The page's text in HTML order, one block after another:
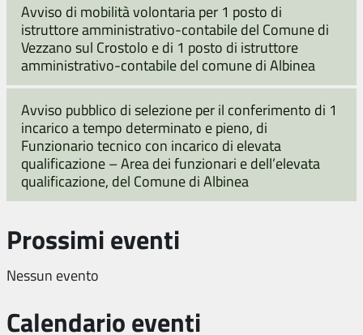
Avviso di mobilità volontaria per 1 posto di
istruttore amministrativo-contabile del Comune di
Vezzano sul Crostolo e di 1 posto di istruttore
amministrativo-contabile del comune di Albinea
Avviso pubblico di selezione per il conferimento di 1
incarico a tempo determinato e pieno, di
Funzionario tecnico con incarico di elevata
qualificazione – Area dei funzionari e dell’elevata
qualificazione, del Comune di Albinea
Prossimi eventi
Nessun evento
Calendario eventi